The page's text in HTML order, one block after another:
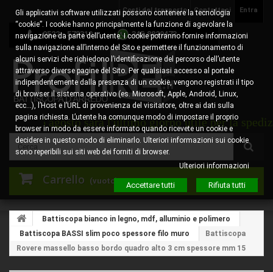
Entra
Contattaci
Costi del trasporto
0522 - 578310 345.8829473
Carrello (vuoto)
6 agosto sarà l'ultimo giorno utile per la
Battiscopa bianco in legno, mdf, alluminio e polimero
Battiscopa BASSI slim poco spessore filo muro
Battiscopa
Rovere massello basso bordo quadro alto 3 cm spessore mm 15
Gli applicativi software utilizzati possono contenere la tecnologia
“cookie”. I cookie hanno principalmente la funzione di agevolare la
navigazione da parte dell’utente. I cookie potranno fornire informazioni
sulla navigazione all’interno del Sito e permettere il funzionamento di
alcuni servizi che richiedono l’identificazione del percorso dell’utente
attraverso diverse pagine del Sito. Per qualsiasi accesso al portale
indipendentemente dalla presenza di un cookie, vengono registrati il tipo
di browser il sistema operativo (es. Microsoft, Apple, Android, Linux,
ecc…), l’Host e l’URL di provenienza del visitatore, oltre ai dati sulla
pagina richiesta. L’utente ha comunque modo di impostare il proprio
browser in modo da essere informato quando ricevete un cookie e
decidere in questo modo di eliminarlo. Ulteriori informazioni sui cookie
sono reperibili sui siti web dei forniti di browser.
Ulteriori informazioni
Accettare tutti Rifiuta tutti